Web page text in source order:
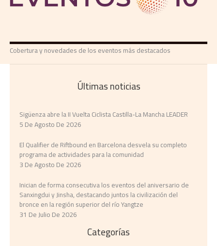
Cobertura y novedades de los eventos más destacados
Últimas noticias
Sigüenza abre la II Vuelta Ciclista Castilla-La Mancha LEADER
5 De Agosto De 2026
El Qualifier de Riftbound en Barcelona desvela su completo
programa de actividades para la comunidad
3 De Agosto De 2026
Inician de forma consecutiva los eventos del aniversario de
Sanxingdui y Jinsha, destacando juntos la civilización del
bronce en la región superior del río Yangtze
31 De Julio De 2026
Categorías